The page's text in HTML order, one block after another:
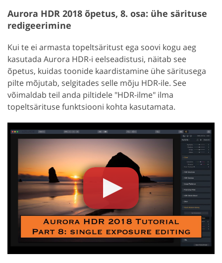
Aurora HDR 2018 õpetus, 8. osa: ühe särituse
redigeerimine
Kui te ei armasta topeltsäritust ega soovi kogu aeg
kasutada Aurora HDR-i eelseadistusi, näitab see
õpetus, kuidas toonide kaardistamine ühe säritusega
pilte mõjutab, selgitades selle mõju HDR-ile. See
võimaldab teil anda piltidele "HDR-ilme" ilma
topeltsärituse funktsiooni kohta kasutamata.